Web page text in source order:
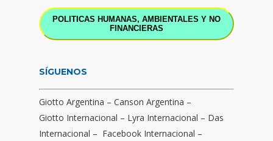
POLITICAS HUMANAS, AMBIENTALES Y NO
FINANCIERAS
SÍGUENOS
Giotto Argentina – Canson Argentina –
Giotto Internacional – Lyra Internacional – Das
Internacional – Facebook Internacional –